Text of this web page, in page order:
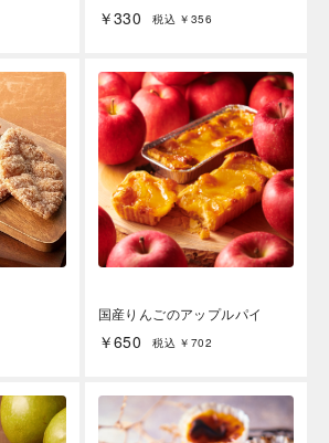
￥330 税込 ￥356
国産りんごのアップルパイ
￥650 税込 ￥702